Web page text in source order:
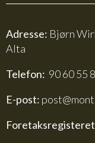
Adresse: Bjørn
Alta
Telefon: 90 60 55
E-post: